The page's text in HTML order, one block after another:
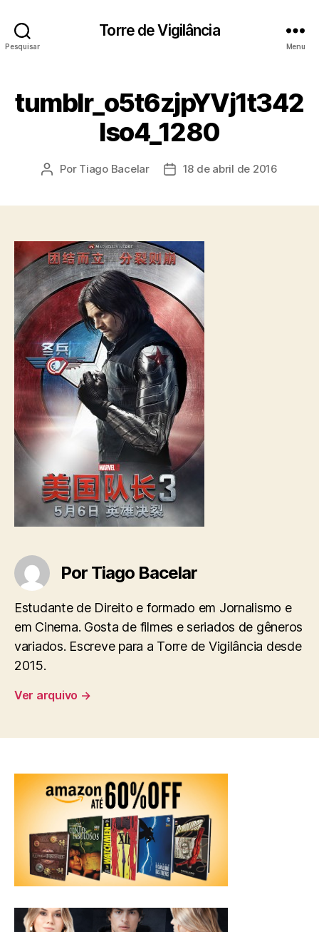
Pesquisar
Torre de Vigilância
Menu
tumblr_o5t6zjpYVj1t342
lso4_1280
Autor
Por Tiago Bacelar
Data18 de abril de 2016
Por Tiago Bacelar
Estudante de Direito e formado em Jornalismo e
em Cinema. Gosta de filmes e seriados de gêneros
variados. Escreve para a Torre de Vigilância desde
2015.
Ver arquivo →